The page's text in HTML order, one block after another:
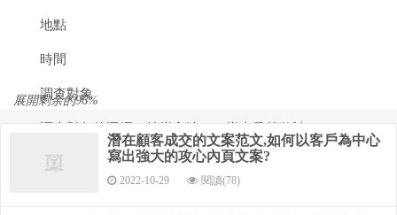
地點
時間
調查對象
調查方法：定性，定量
展開剩余的96%
潛在顧客成交的文案范文,如何以客戶為中心
寫出強大的攻心內頁文案?
2022-10-29 閱讀(78)